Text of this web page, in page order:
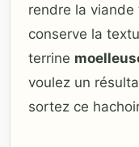
rendre la
conserve la
terrine
voulez un
sortez ce